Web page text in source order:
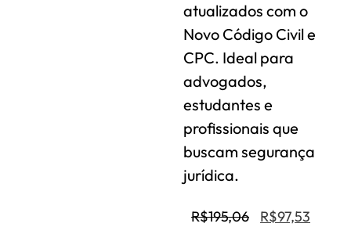
atualizados com o
Novo Código Civil e
CPC. Ideal para
advogados,
estudantes e
profissionais que
buscam segurança
jurídica.
R$195,06 R$97,53